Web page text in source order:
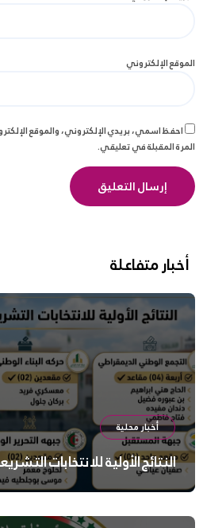
الموقع الإلكتروني
احفظ اسمي، بريدي الإلكتروني، والموقع
المرة المقبلة في تعليقي.
أخبار متفاعلة
أخبار محلية
النتائج الأولية للانتخابات